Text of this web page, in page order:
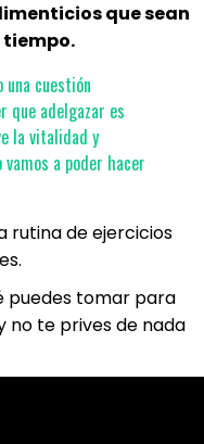
que sean
tiempo.
una cuestión
que adelgazar es
la vitalidad y
a poder hacer
rutina de ejercicios
puedes tomar para
no te prives de nada